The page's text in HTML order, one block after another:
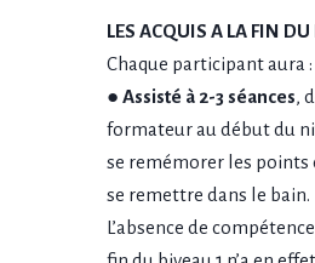
LES ACQUIS A LA FIN
Chaque participant aura :
● Assisté à 2-3 séances,
formateur au début du
se remémorer les points
se remettre dans le bain.
L’absence de